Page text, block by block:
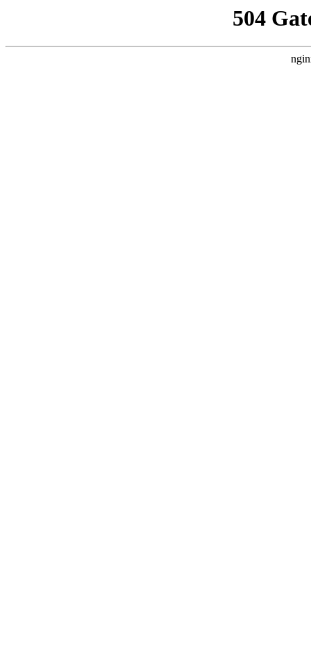
504